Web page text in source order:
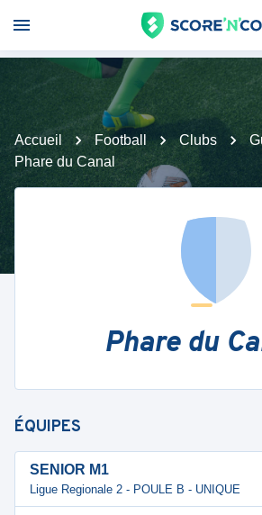
Accueil Football Clubs
Phare du Canal
Phare du
ÉQUIPES
SENIOR M1
Ligue Regionale 2 - POULE B - UNIQUE